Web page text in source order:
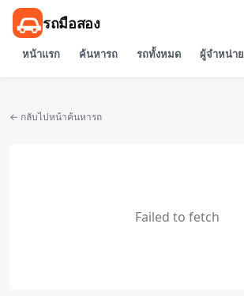
รถมือสอง
หน้าแรก ค้นหารถ รถทั้งหมด ผู้จำหน่าย
← กลับไปหน้าค้นหารถ
Failed to fetch